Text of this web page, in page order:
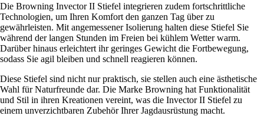
Die Browning Invector II Stiefel integrieren zudem fortschrittliche
Technologien, um Ihren Komfort den ganzen Tag über zu
gewährleisten. Mit angemessener Isolierung halten diese Stiefel Sie
während der langen Stunden im Freien bei kühlem Wetter warm.
Darüber hinaus erleichtert ihr geringes Gewicht die Fortbewegung,
sodass Sie agil bleiben und schnell reagieren können.
Diese Stiefel sind nicht nur praktisch, sie stellen auch eine ästhetische
Wahl für Naturfreunde dar. Die Marke Browning hat Funktionalität
und Stil in ihren Kreationen vereint, was die Invector II Stiefel zu
einem unverzichtbaren Zubehör Ihrer Jagdausrüstung macht.